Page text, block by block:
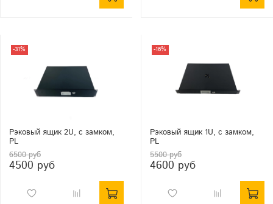
-31%
Рэковый ящик 2U, с замком,
PL
6500 руб
4500 руб
-16%
Рэковый ящик 1U, с замком,
PL
5500 руб
4600 руб